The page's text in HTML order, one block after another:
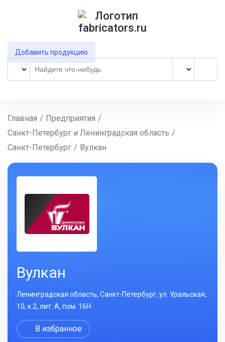
Добавить продукцию
Главная / Предприятия /
Санкт-Петербург и Ленинградская область /
Санкт-Петербург / Вулкан
Вулкан
Ленинградская область, Санкт-Петербург, ул. Уральская,
10, к.2, лит. А, пом. 16Н
В избранное